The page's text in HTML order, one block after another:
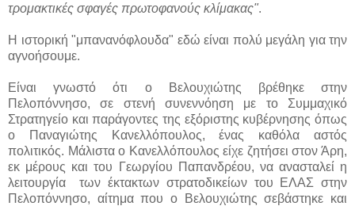
τρομακτικές σφαγές πρωτοφανούς κλίμακας".
Η ιστορική "μπανανόφλουδα" εδώ είναι πολύ μεγάλη για την
αγνοήσουμε.
Είναι γνωστό ότι ο Βελουχιώτης βρέθηκε στην
Πελοπόννησο, σε στενή συνεννόηση με το Συμμαχικό
Στρατηγείο και παράγοντες της εξόριστης κυβέρνησης όπως
ο Παναγιώτης Κανελλόπουλος, ένας καθόλα αστός
πολιτικός. Μάλιστα ο Κανελλόπουλος είχε ζητήσει στον Άρη,
εκ μέρους και του Γεωργίου Παπανδρέου, να ανασταλεί η
λειτουργία των έκτακτων στρατοδικείων του ΕΛΑΣ στην
Πελοπόννησο, αίτημα που ο Βελουχιώτης σεβάστηκε και